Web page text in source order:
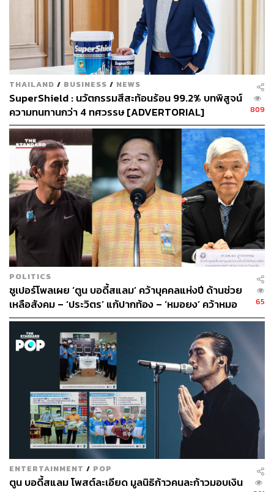
ขณะเดียวกันยอดบริจาคล่าสุดจากเว็บไซต์
www.kaokonl
พุ่งขึ้นไปอยู่ที่กว่า 214 ล้านบาท และคนไทยทั้ง
ประเทศยังคงร่วมบริจาคได้อย่างต่อเนื่อง โดยสามารถเช็กช่
องทางบริจาคทั้งหมดซึ่งมีวิธีอยู่มากมาย และสำคัญที่สุดคือ
ติดตามยอดเงินบริจาคแบบเรียลไทม์นาทีต่อนาทีได้ที่เว็บไซต์
www.kaokonlakao.com ส่วนข่าวสารใหม่ๆ ติดตามได้ทาง
เพจหลักทางเฟซบุ๊ก ‘ก้าว’และทางช่อง GMM25
Photo:www.facebook.com/VinBuddy
TAGS: ก้าวคนละก้าว อาทิวราห์ คงมาลัย ตูน บอดี้สแลม
447
ABOUT THE AUTHOR
ณัฐนันท์ เฉลิมพนัส
Senior Content Creator ของ THE
STANDARD POP
THAILAND / BUSINESS / NEWS
SuperShield : นวัตกรรมสีสะท้อนร้อน 99.2% บทพิสูจน์
ความทนทานกว่า 4 ทศวรรษ [ADVERTORIAL]
809
POLITICS
ซูเปอร์โพลเผย ‘ตูน บอดี้สแลม’ คว้าบุคคลแห่งปี ด้านช่วย
เหลือสังคม – ‘ประวิตร’ แก้ปากท้อง – ‘หมอยง’ คว้าหมอ
แห่งปี
65
ENTERTAINMENT / POP
ตูน บอดี้สแลม โพสต์ละเอียด มูลนิธิก้าวคนละก้าวมอบเงิน